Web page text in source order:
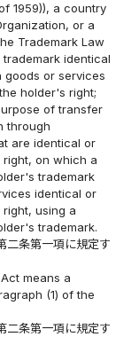
1959)), a country
or a
Trademark Law
identical
goods or services
holder's right;
of transfer
through
are identical or
on which a
trademark
identical or
using a
trademark.
二条第一項に規定す
means a
(1) of the
二条第一項に規定す